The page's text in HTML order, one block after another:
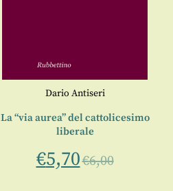
Dario Antiseri
La “via aurea” del cattolicesimo
liberale
€5,70€6,00